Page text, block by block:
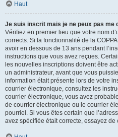
Haut
Je suis inscrit mais je ne peux pas me
Vérifiez en premier lieu que votre nom
corrects. Si la fonctionnalité de la
avoir en dessous de 13 ans pendant
instructions que vous avez reçues.
les nouvelles inscriptions doivent être
un administrateur, avant que vous
information était présente lors de votre
courrier électronique, consultez les
courrier électronique, vous avez
de courrier électronique ou le courrier
pourriel. Si vous êtes certain que
avez spécifiée était correcte, essayez